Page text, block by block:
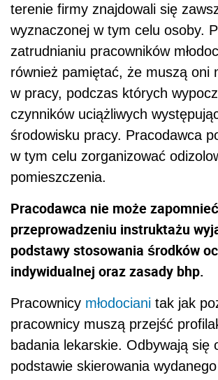
terenie firmy znajdowali się
wyznaczonej w tym celu osoby.
zatrudnianiu pracowników
również pamiętać, że muszą oni
w pracy, podczas których
czynników uciążliwych
środowisku pracy. Pracodawca
w tym celu zorganizować
pomieszczenia.
Pracodawca nie może
przeprowadzeniu instruktażu
podstawy stosowania środków
indywidualnej oraz zasady bhp.
Pracownicy młodociani tak jak
pracownicy muszą przejść
badania lekarskie. Odbywają się
podstawie skierowania